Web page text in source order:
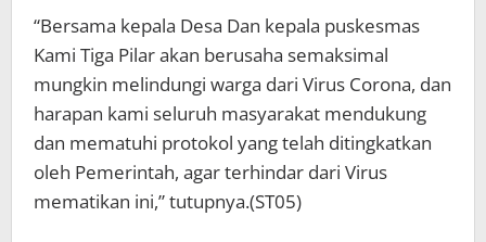
“Bersama kepala Desa Dan kepala puskesmas
Kami Tiga Pilar akan berusaha semaksimal
mungkin melindungi warga dari Virus Corona, dan
harapan kami seluruh masyarakat mendukung
dan mematuhi protokol yang telah ditingkatkan
oleh Pemerintah, agar terhindar dari Virus
mematikan ini,” tutupnya.(ST05)